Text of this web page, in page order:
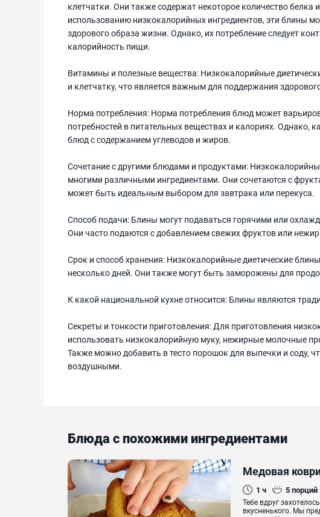
клетчатки. Они также содержат некоторое количество
использованию низкокалорийных ингредиентов, эти блины
здорового образа жизни. Однако, их потребление следует
калорийность пищи.
Витамины и полезные вещества: Низкокалорийные
и клетчатку, что является важным для поддержания
Норма потребления: Норма потребления блюд может
потребностей в питательных веществах и калориях. Однако,
блюд с содержанием углеводов и жиров.
Сочетание с другими блюдами и продуктами:
многими различными ингредиентами. Они сочетаются с
может быть идеальным выбором для завтрака или перекуса.
Способ подачи: Блины могут подаваться горячими или
Они часто подаются с добавлением свежих фруктов или
Срок и способ хранения: Низкокалорийные диетические
несколько дней. Они также могут быть заморожены для
К какой национальной кухне относится: Блины являются
Секреты и тонкости приготовления: Для приготовления
использовать низкокалорийную муку, нежирные молочные
Также можно добавить в тесто порошок для выпечки и соду,
воздушными.
Блюда с похожими ингредиентами
Медовая
1 ч 5порций
Тебе вдруг
вкусненького. Мы